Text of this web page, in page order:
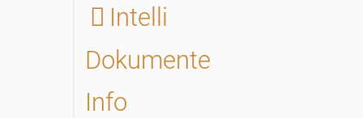
Intelli
Dokumente
Info